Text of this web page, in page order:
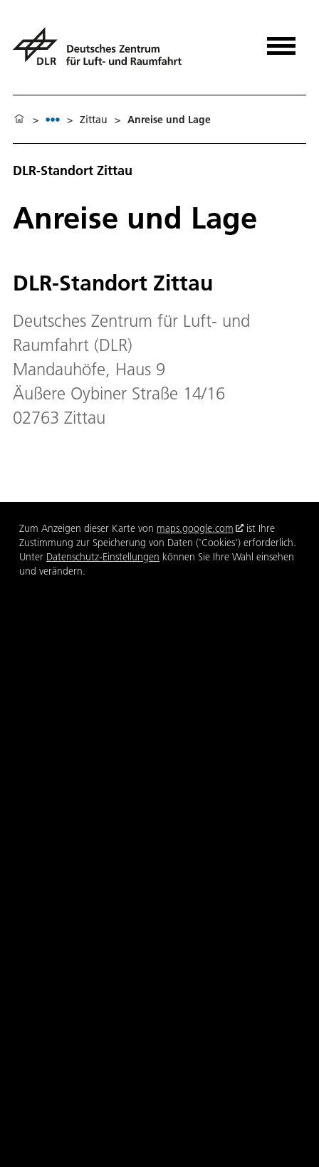
> > Zittau > Anreise und Lage
DLR-Standort Zittau
Anreise und Lage
DLR-Standort Zittau
Deutsches Zentrum für Luft- und
Raumfahrt (DLR)
Mandauhöfe, Haus 9
Äußere Oybiner Straße 14/16
02763 Zittau
Zum Anzeigen dieser Karte von maps.google.com
ist Ihre
Zustimmung zur Speicherung von Daten ('Cookies') erforderlich.
Unter Datenschutz-Einstellungen können Sie Ihre Wahl einsehen
und verändern.